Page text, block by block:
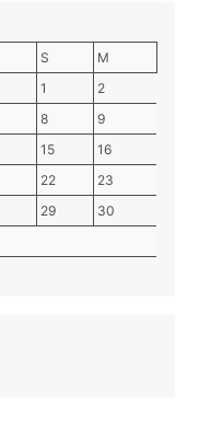
S
M
1
2
8
9
15
16
22
23
29
30